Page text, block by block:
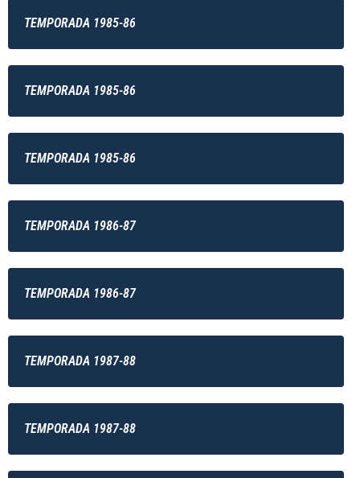
TEMPORADA 1985-86
TEMPORADA 1985-86
TEMPORADA 1985-86
TEMPORADA 1986-87
TEMPORADA 1986-87
TEMPORADA 1987-88
TEMPORADA 1987-88